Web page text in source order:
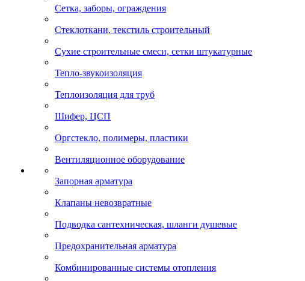
Сетка, заборы, ограждения
Стеклоткани, текстиль строительный
Сухие строительные смеси, сетки штукатурные
Тепло-звукоизоляция
Теплоизоляция для труб
Шифер, ЦСП
Оргстекло, полимеры, пластики
Вентиляционное оборудование
Запорная арматура
Клапаны невозвратные
Подводка сантехническая, шланги душевые
Предохранительная арматура
Комбинированные системы отопления